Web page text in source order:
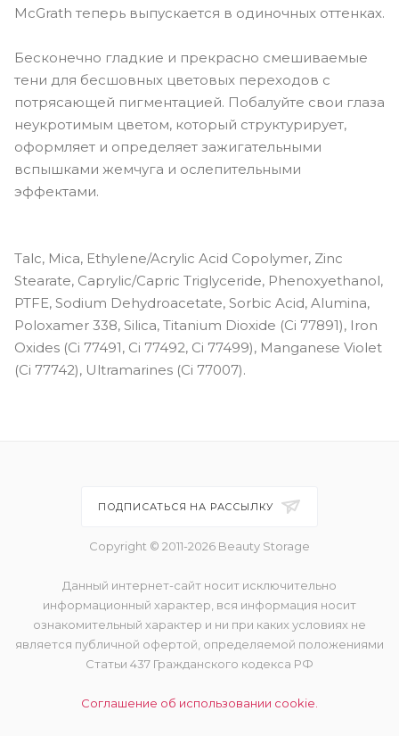
McGrath теперь выпускается в одиночных оттенках.
Бесконечно гладкие и прекрасно смешиваемые
тени для бесшовных цветовых переходов с
потрясающей пигментацией. Побалуйте свои глаза
неукротимым цветом, который структурирует,
оформляет и определяет зажигательными
вспышками жемчуга и ослепительными
эффектами.
Talc, Mica, Ethylene/Acrylic Acid Copolymer, Zinc
Stearate, Caprylic/Capric Triglyceride, Phenoxyethanol,
PTFE, Sodium Dehydroacetate, Sorbic Acid, Alumina,
Poloxamer 338, Silica, Titanium Dioxide (Ci 77891), Iron
Oxides (Ci 77491, Ci 77492, Ci 77499), Manganese Violet
(Ci 77742), Ultramarines (Ci 77007).
ПОДПИСАТЬСЯ НА РАССЫЛКУ
Copyright © 2011-2026 Beauty Storage
Данный интернет-сайт носит исключительно
информационный характер, вся информация носит
ознакомительный характер и ни при каких условиях не
является публичной офертой, определяемой положениями
Статьи 437 Гражданского кодекса РФ
Соглашение об использовании cookie.